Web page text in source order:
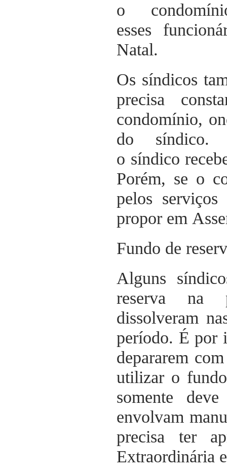
o
esses
Natal.
Os síndicos
precisa
condomínio,
do síndico.
o síndico
Porém, se o
pelos
propor em
Fundo de
Alguns
reserva na
dissolveram
período. É por
depararem
utilizar o
somente
envolvam
precisa ter
Extraordinária